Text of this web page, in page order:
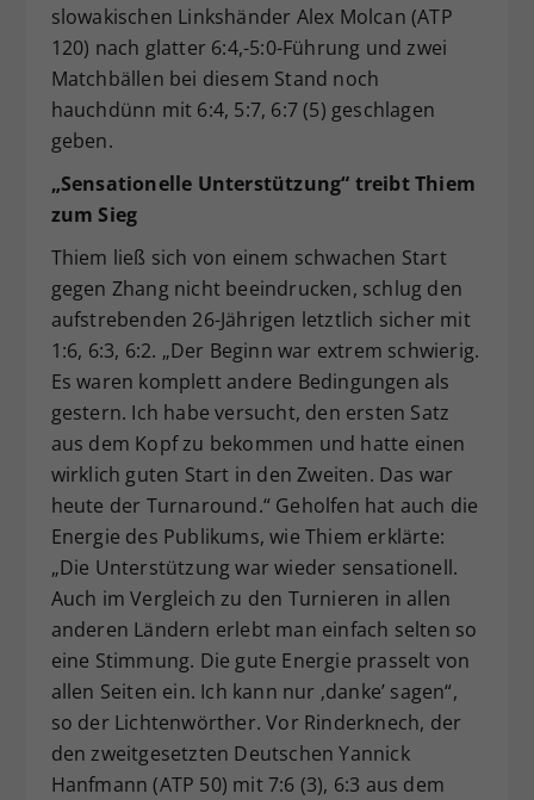
slowakischen Linkshänder Alex Molcan (ATP
120) nach glatter 6:4,-5:0-Führung und zwei
Matchbällen bei diesem Stand noch
hauchdünn mit 6:4, 5:7, 6:7 (5) geschlagen
geben.
„Sensationelle Unterstützung“ treibt Thiem
zum Sieg
Thiem ließ sich von einem schwachen Start
gegen Zhang nicht beeindrucken, schlug den
aufstrebenden 26-Jährigen letztlich sicher mit
1:6, 6:3, 6:2. „Der Beginn war extrem schwierig.
Es waren komplett andere Bedingungen als
gestern. Ich habe versucht, den ersten Satz
aus dem Kopf zu bekommen und hatte einen
wirklich guten Start in den Zweiten. Das war
heute der Turnaround.“ Geholfen hat auch die
Energie des Publikums, wie Thiem erklärte:
„Die Unterstützung war wieder sensationell.
Auch im Vergleich zu den Turnieren in allen
anderen Ländern erlebt man einfach selten so
eine Stimmung. Die gute Energie prasselt von
allen Seiten ein. Ich kann nur ‚danke’ sagen“,
so der Lichtenwörther. Vor Rinderknech, der
den zweitgesetzten Deutschen Yannick
Hanfmann (ATP 50) mit 7:6 (3), 6:3 aus dem